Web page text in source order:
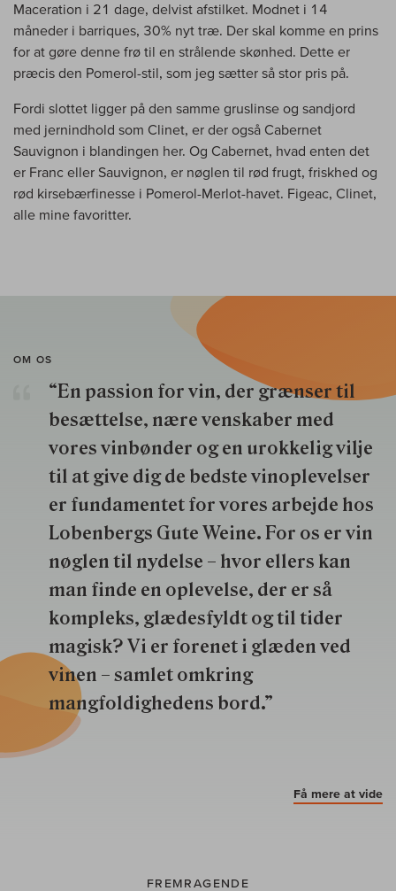
Maceration i 21 dage, delvist afstilket. Modnet i 14
måneder i barriques, 30% nyt træ. Der skal komme en prins
for at gøre denne frø til en strålende skønhed. Dette er
præcis den Pomerol-stil, som jeg sætter så stor pris på.
Fordi slottet ligger på den samme gruslinse og sandjord
med jernindhold som Clinet, er der også Cabernet
Sauvignon i blandingen her. Og Cabernet, hvad enten det
er Franc eller Sauvignon, er nøglen til rød frugt, friskhed og
rød kirsebærfinesse i Pomerol-Merlot-havet. Figeac, Clinet,
alle mine favoritter.
OM OS
“En passion for vin, der grænser til
besættelse, nære venskaber med
vores vinbønder og en urokkelig vilje
til at give dig de bedste vinoplevelser
er fundamentet for vores arbejde hos
Lobenbergs Gute Weine. For os er vin
nøglen til nydelse – hvor ellers kan
man finde en oplevelse, der er så
kompleks, glædesfyldt og til tider
magisk? Vi er forenet i glæden ved
vinen – samlet omkring
mangfoldighedens bord.”
Få mere at vide
FREMRAGENDE